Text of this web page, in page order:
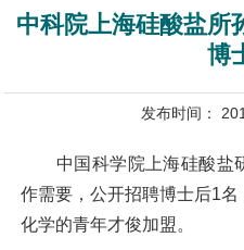
中科院上海硅酸盐所
博
发布时间：
中国科学院上海硅酸盐
作需要，公开招聘博士后1名
化学的青年才俊加盟。